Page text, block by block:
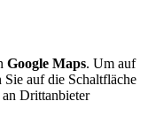
Google Maps. Um auf
auf die Schaltfläche
an Drittanbieter